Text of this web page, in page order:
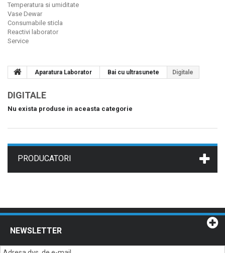
Temperatura si umiditate
Vase Dewar
Consumabile sticla
Reactivi laborator
Service
Aparatura Laborator Bai cu ultrasunete Digitale
DIGITALE
Nu exista produse in aceasta categorie
PRODUCATORI
NEWSLETTER